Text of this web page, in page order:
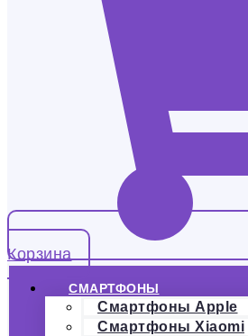
Корзина
СМАРТФОНЫ
Смартфоны Apple
Смартфоны Xiaomi